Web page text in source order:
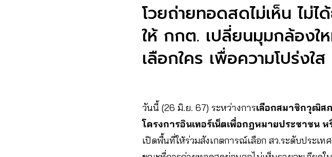
โวยถ่ายทอดสดไม่เห็น ไม่
ให้ กกต. เปลี่ยนมุมกล้องใ
เลือกใคร เพื่อความโปร่งใ
วันนี้ (26 มิ.ย. 67) ระหว่างการเลือกสมาชิกวุฒิส
โครงการอินเทอร์เน็ตเพื่อกฎหมายประชาชน
เปิดพื้นที่ให้ร่วมสังเกตการณ์เลือก สว.ระดับประเ